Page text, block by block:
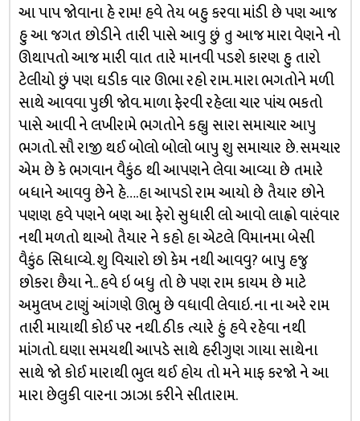
આ પાપ જોવાના હે રામ! હવે તેય બહુ કરવા માંડી છે પણ આજ
હુ આ જગત છોડીને તારી પાસે આવુ છું તુ આજ મારા વેણને નો
ઊથાપતો આજ મારી વાત તારે માનવી પડશે કારણ હુ તારો
ટેલીયો છું પણ ઘડીક વાર ઊભા રહો રામ. મારા ભગતોને મળી
સાથે આવવા પુછી જોવ. માળા ફેરવી રહેલા ચાર પાંચ ભકતો
પાસે આવી ને લખીરામે ભગતોને કહ્યુ સારા સમાચાર આપુ
ભગતો. સૌ રાજી થઈ બોલો બોલો બાપુ શુ સમાચાર છે. સમચાર
એમ છે કે ભગવાન વૈકુંઠ થી આપણને લેવા આવ્યા છે તમારે
બધાને આવવુ છેને હે….હા આપડો રામ આયો છે તૈયાર છોને
પણણ હવે પણને બણ આ ફેરો સુધારી લો આવો લાહ્વો વારંવાર
નથી મળતો થાઓ તૈયાર ને કહો હા એટલે વિમાનમા બેસી
વૈકુંઠ સિધાવ્યે. શુ વિચારો છો કેમ નથી આવવુ? બાપુ હજુ
છોકરા છૈયા ને.. હવે ઇ બધુ તો છે પણ રામ કાયમ છે માટે
અમુલખ ટાણું આંગણે ઊભુ છે વધાવી લેવાઇ. ના ના અરે રામ
તારી માયાથી કોઈ પર નથી. ઠીક ત્યારે હું હવે રહેવા નથી
માંગતો. ઘણા સમયથી આપડે સાથે હરીગુણ ગાયા સાથેના
સાથે જો કોઈ મારાથી ભુલ થઈ હોય તો મને માફ કરજો ને આ
મારા છેલુકી વારના ઝાઝા કરીને સીતારામ.